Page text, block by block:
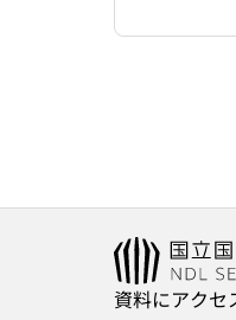
資料にアクセ